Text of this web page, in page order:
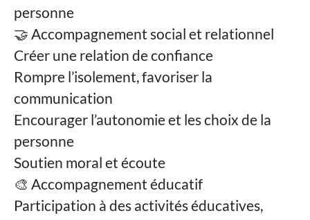
personne
🤝 Accompagnement social et relationnel
Créer une relation de confiance
Rompre l’isolement, favoriser la
communication
Encourager l’autonomie et les choix de la
personne
Soutien moral et écoute
🎨 Accompagnement éducatif
Participation à des activités éducatives,